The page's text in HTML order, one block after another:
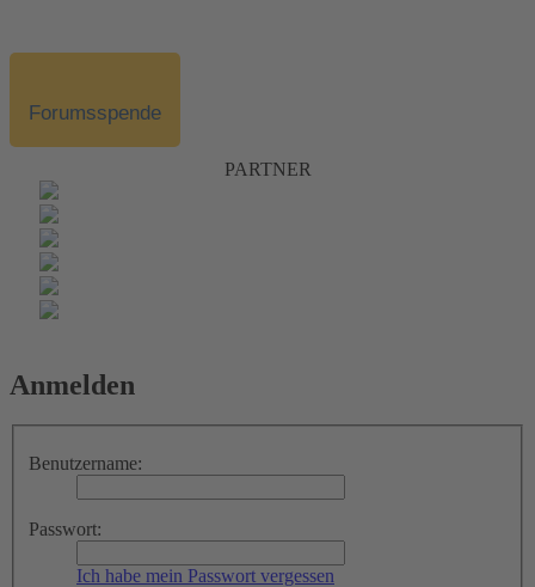
Forumsspende
PARTNER
Anmelden
Benutzername:
Passwort:
Ich habe mein Passwort vergessen